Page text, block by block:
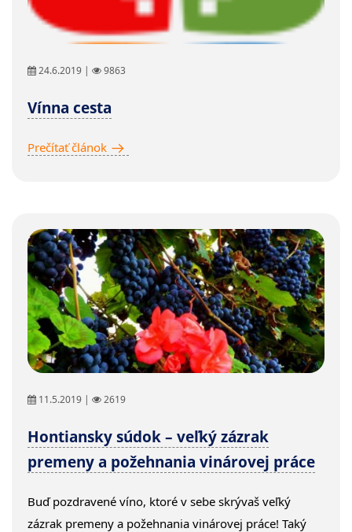
24.6.2019 | 9863
Vínna cesta
Prečítať článok
11.5.2019 | 2619
Hontiansky súdok – veľký zázrak
premeny a požehnania vinárovej práce
Buď pozdravené víno, ktoré v sebe skrývaš veľký
zázrak premeny a požehnania vinárovej práce! Taký